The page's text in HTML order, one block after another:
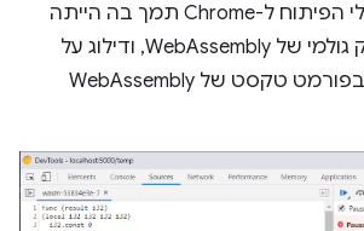
WebAssembly שכלי הפיתוח ל-Chrome תמך בה הייתה
הצגת מעקב סטאק גולמי של WebAssembly, ודילוג על
הוראות ספציפיות בפורמט טקסט של WebAssembly